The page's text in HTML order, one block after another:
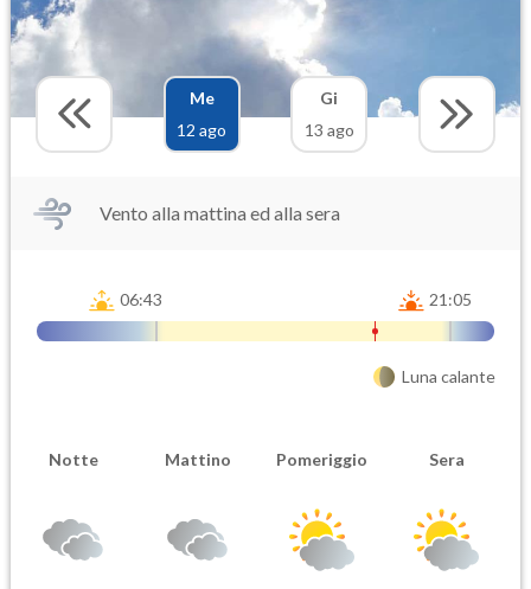
Me
12 ago
Gi
13 ago
Vento alla mattina ed alla sera
06:43 21:05
Luna calante
Notte Mattino Pomeriggio Sera